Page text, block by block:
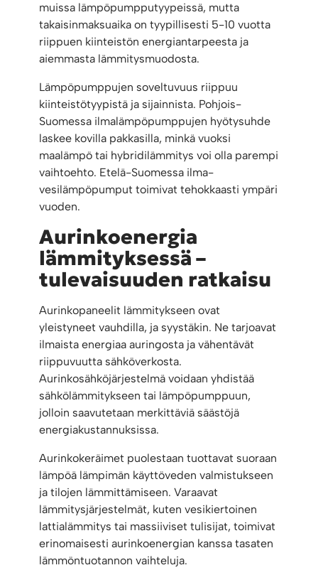
muissa lämpöpumpputyypeissä, mutta
takaisinmaksuaika on tyypillisesti 5-10 vuotta
riippuen kiinteistön energiantarpeesta ja
aiemmasta lämmitysmuodosta.
Lämpöpumppujen soveltuvuus riippuu
kiinteistötyypistä ja sijainnista. Pohjois-
Suomessa ilmalämpöpumppujen hyötysuhde
laskee kovilla pakkasilla, minkä vuoksi
maalämpö tai hybridilämmitys voi olla parempi
vaihtoehto. Etelä-Suomessa ilma-
vesilämpöpumput toimivat tehokkaasti ympäri
vuoden.
Aurinkoenergia
lämmityksessä –
tulevaisuuden ratkaisu
Aurinkopaneelit lämmitykseen ovat
yleistyneet vauhdilla, ja syystäkin. Ne tarjoavat
ilmaista energiaa auringosta ja vähentävät
riippuvuutta sähköverkosta.
Aurinkosähköjärjestelmä voidaan yhdistää
sähkölämmitykseen tai lämpöpumppuun,
jolloin saavutetaan merkittäviä säästöjä
energiakustannuksissa.
Aurinkokeräimet puolestaan tuottavat suoraan
lämpöä lämpimän käyttöveden valmistukseen
ja tilojen lämmittämiseen. Varaavat
lämmitysjärjestelmät, kuten vesikiertoinen
lattialämmitys tai massiiviset tulisijat, toimivat
erinomaisesti aurinkoenergian kanssa tasaten
lämmöntuotannon vaihteluja.